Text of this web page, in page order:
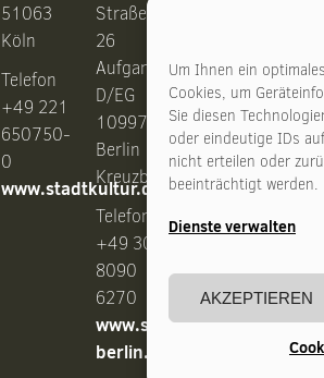
Um Ihnen ein
Cookies, um
Sie diesen
oder eindeutige IDs
nicht erteilen oder
beeinträchtigt werden.
Dienste verwalten
AKZEPTIEREN
51063
Köln
Telefon
+49 221
650750-
0
www.stadtkultur.de
Straße
26
Aufgang
D/EG
10997
Berlin
Kreuzberg
Telefon
+49 30
8090
6270
www.stadtkultur-
berlin.de
70376
Stuttgart
Telefon
+49 711
53069140
stuttgart.de
Köln
+49